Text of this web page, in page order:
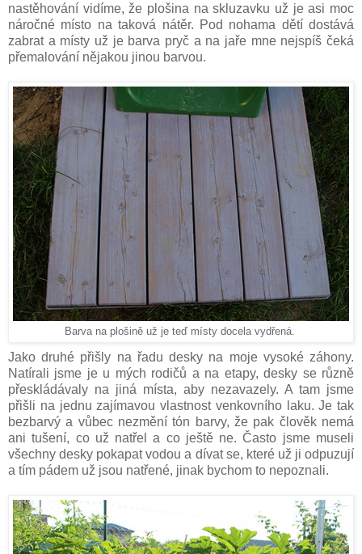
nastěhování vidíme, že plošina na skluzavku už je asi moc
náročné místo na taková nátěr. Pod nohama dětí dostává
zabrat a místy už je barva pryč a na jaře mne nejspíš čeká
přemalování nějakou jinou barvou.
Barva na plošině už je teď místy docela vydřená.
Jako druhé přišly na řadu desky na moje vysoké záhony.
Natírali jsme je u mých rodičů a na etapy, desky se různě
přeskládávaly na jiná místa, aby nezavazely. A tam jsme
přišli na jednu zajímavou vlastnost venkovního laku. Je tak
bezbarvý a vůbec nezmění tón barvy, že pak člověk nemá
ani tušení, co už natřel a co ještě ne. Často jsme museli
všechny desky pokapat vodou a dívat se, které už ji odpuzují
a tím pádem už jsou natřené, jinak bychom to nepoznali.